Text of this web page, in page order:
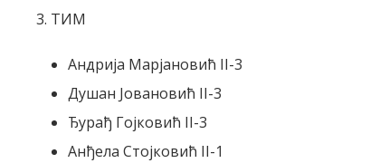
3. ТИМ
Андрија Марјановић II-3
Душан Јовановић II-3
Ђурађ Гојковић II-3
Анђела Стојковић II-1